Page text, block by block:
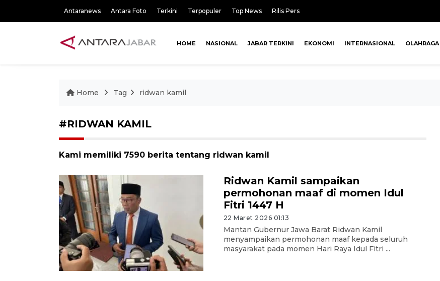
Antaranews Antara Foto Terkini Terpopuler Top News Rilis Pers
HOME NASIONAL JABAR TERKINI EKONOMI INTERNASIONAL OLAHRAGA
Home Tag ridwan kamil
#RIDWAN KAMIL
Kami memiliki 7590 berita tentang ridwan kamil
Ridwan Kamil sampaikan
permohonan maaf di momen Idul
Fitri 1447 H
22 Maret 2026 01:13
Mantan Gubernur Jawa Barat Ridwan Kamil
menyampaikan permohonan maaf kepada seluruh
masyarakat pada momen Hari Raya Idul Fitri ...